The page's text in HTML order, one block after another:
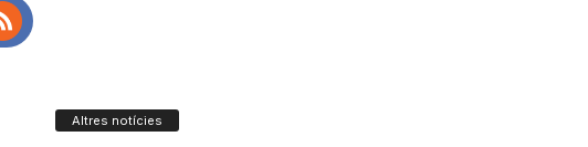
Altres notícies